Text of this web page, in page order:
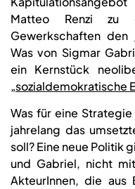
Matteo Renzi zu
Gewerkschaften den
Was von Sigmar
ein Kernstück
„sozialdemokratische
Was für eine
jahrelang das
soll? Eine neue Politik
und Gabriel, nicht
AkteurInnen, die aus